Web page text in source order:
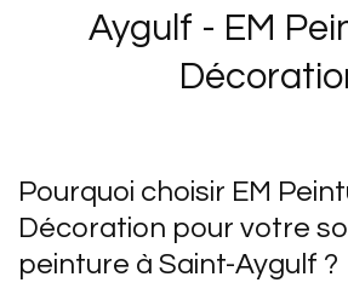
Aygulf - EM
Pourquoi choisir EM
Décoration pour votre
peinture à Saint-Aygulf ?